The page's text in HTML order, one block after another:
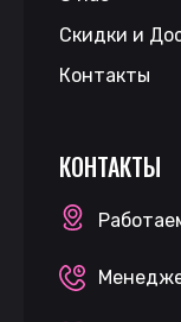
Скидки и
Контакты
КОНТАКТЫ